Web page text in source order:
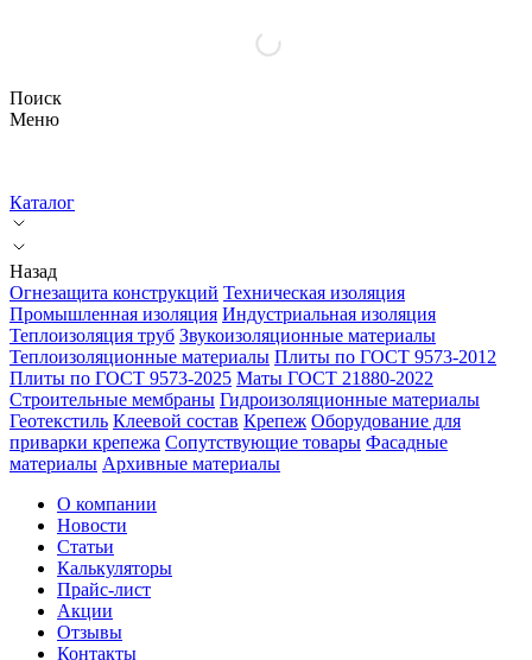
Поиск
Меню
Каталог
Назад
Огнезащита конструкций Техническая изоляция
Промышленная изоляция Индустриальная изоляция
Теплоизоляция труб Звукоизоляционные материалы
Теплоизоляционные материалы Плиты по ГОСТ 9573-2012
Плиты по ГОСТ 9573-2025 Маты ГОСТ 21880-2022
Строительные мембраны Гидроизоляционные материалы
Геотекстиль Клеевой состав Крепеж Оборудование для
приварки крепежа Сопутствующие товары Фасадные
материалы Архивные материалы
О компании
Новости
Статьи
Калькуляторы
Прайс-лист
Акции
Отзывы
Контакты